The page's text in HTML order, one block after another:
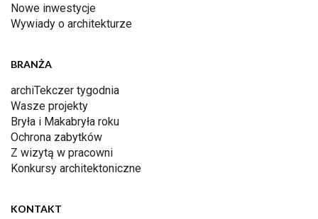
Nowe inwestycje
Wywiady o architekturze
BRANŻA
archiTekczer tygodnia
Wasze projekty
Bryła i Makabryła roku
Ochrona zabytków
Z wizytą w pracowni
Konkursy architektoniczne
KONTAKT